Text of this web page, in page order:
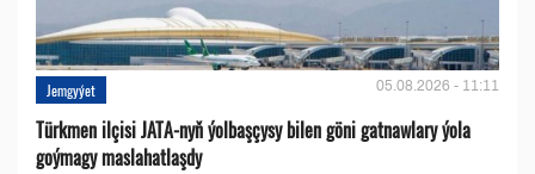
Jemgyýet 05.08.2026 - 11:11
Türkmen ilçisi JATA-nyň ýolbaşçysy bilen göni gatnawlary ýola
goýmagy maslahatlaşdy